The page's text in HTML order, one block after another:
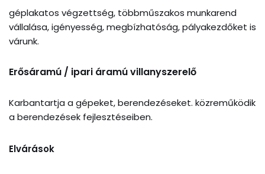
géplakatos végzettség, többműszakos munkarend
vállalása, igényesség, megbízhatóság, pályakezdőket is
várunk.
Erősáramú / ipari áramú villanyszerelő
Karbantartja a gépeket, berendezéseket. közreműködik
a berendezések fejlesztéseiben.
Elvárások